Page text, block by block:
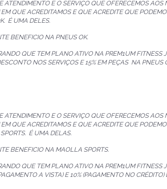
E O SERVIÇO QUE OFERECEMOS AOS
QUE ACREDITAMOS E QUE ACREDITE QUE
É UMA DELES.
BENEFICIO NA PNEUS OK.
QUE TEM PLANO ATIVO NA PREM1UM FITNESS
NOS SERVIÇOS E 15% EM PEÇAS NA PNEUS
E O SERVIÇO QUE OFERECEMOS AOS
QUE ACREDITAMOS E QUE ACREDITE QUE
É UMA DELAS.
BENEFICIO NA MAOLLA SPORTS.
QUE TEM PLANO ATIVO NA PREM1UM FITNESS
A VISTA) E 10% (PAGAMENTO NO